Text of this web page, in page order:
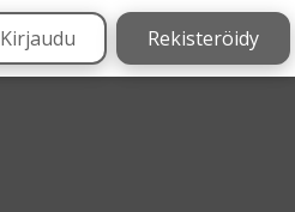
Kirjaudu Rekisteröidy